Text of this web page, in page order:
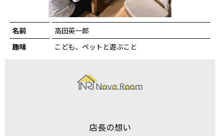
名前
高田英一郎
趣味
こども、ペットと遊ぶこと
店長の想い